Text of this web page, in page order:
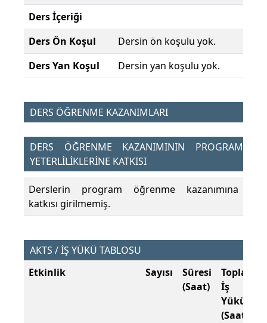
Ders İçeriği
Ders Ön Koşul
Dersin ön koşulu yok.
Ders Yan Koşul
Dersin yan koşulu yok.
DERS ÖĞRENME KAZANIMLARI
DERS ÖĞRENME KAZANIMININ PROGRAM
YETERLİLİKLERİNE KATKISI
Derslerin program öğrenme kazanımına
katkısı girilmemiş.
AKTS / İŞ YÜKÜ TABLOSU
Etkinlik
Sayısı
Süresi
(Saat)
Toplam
İş
Yükü
(Saat)